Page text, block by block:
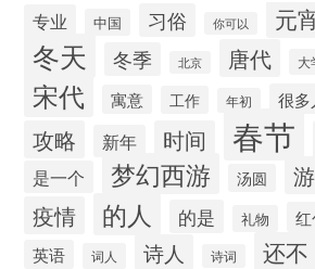
专业 中国 习俗 你可以 元
冬天 冬季 北京 唐代 大
宋代 寓意 工作 年初 很多
攻略 新年 时间 春节
是一个 梦幻西游 汤圆
疫情 的人 的是 礼物
英语 词人 诗人 诗词 还不